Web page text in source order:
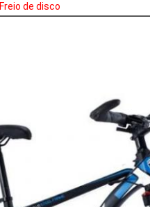
Freio de disco